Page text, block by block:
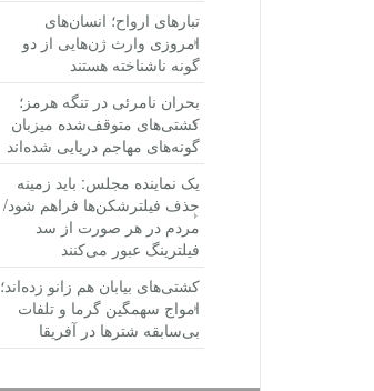
تبارهای ارواح؛ انسان‌های
امروزی وارث ژن‌هایی از دو
گونه ناشناخته هستند
بحران نامرئی در تنگه هرمز؛
کشتی‌های متوقف‌شده میزبان
گونه‌های مهاجم دریایی شده‌اند
یک نماینده مجلس: باید زمینه
حذف فیلترشکن‌ها فراهم شود/
مردم در هر صورت از سد
فیلترینگ عبور می‌کنند
کشتی‌های بیابان هم زانو زده‌اند؛
امواج سهمگین گرما و تلفات
بی‌سابقه شترها در آفریقا